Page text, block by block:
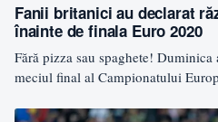
Fanii britanici au declarat
înainte de finala Euro 2020
Fără pizza sau spaghete!
meciul final al Campionatului